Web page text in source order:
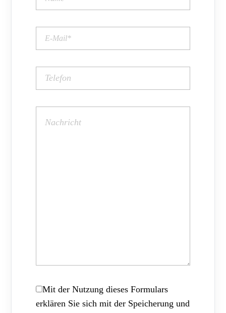
Mit der Nutzung dieses Formulars
erklären Sie sich mit der Speicherung und